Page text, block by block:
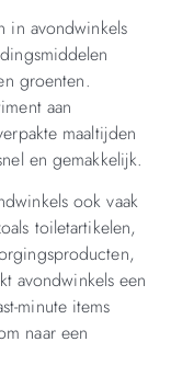
in avondwinkels
groenten.
aan
maaltijden
en gemakkelijk.
ook vaak
toiletartikelen,
avondwinkels een
minute items
naar een